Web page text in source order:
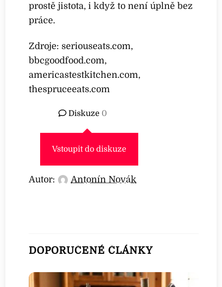
prostě jistota, i když to není úplně bez
práce.
Zdroje: seriouseats.com,
bbcgoodfood.com,
americastestkitchen.com,
thespruceeats.com
Diskuze 0
Vstoupit do diskuze
Autor: Antonín Novák
DOPORUČENÉ ČLÁNKY